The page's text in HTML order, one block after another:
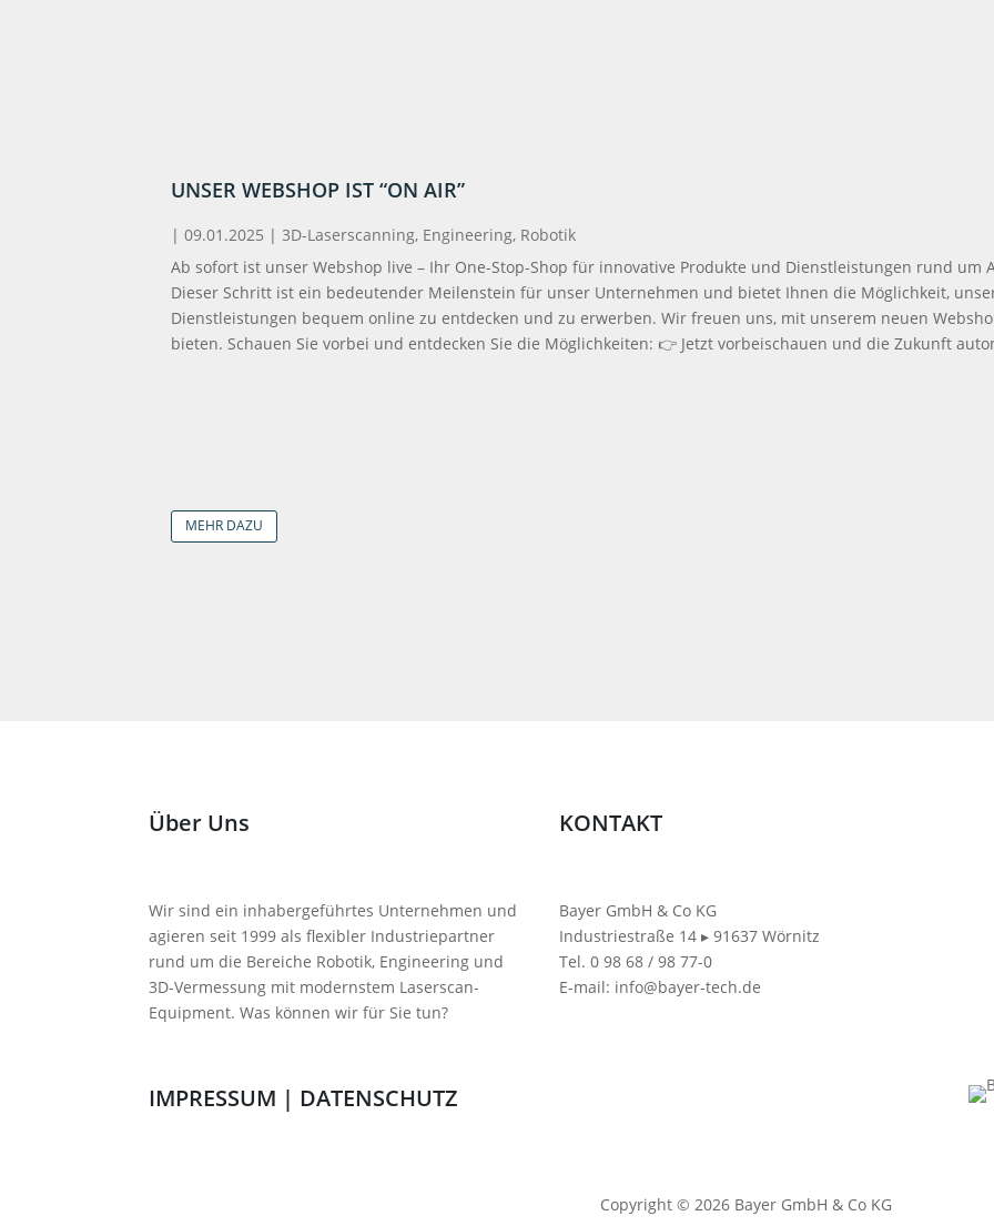
UNSER WEBSHOP IST “ON AIR”
| 09.01.2025 | 3D-Laserscanning, Engineering, Robotik
Ab sofort ist unser Webshop live – Ihr One-Stop-Shop für innovative Produkte und Dienstleistungen rund
Dieser Schritt ist ein bedeutender Meilenstein für unser Unternehmen und bietet Ihnen die Möglichkeit,
Dienstleistungen bequem online zu entdecken und zu erwerben. Wir freuen uns, mit unserem neuen
bieten. Schauen Sie vorbei und entdecken Sie die Möglichkeiten: 👉 Jetzt vorbeischauen und die Zukunft
MEHR DAZU
Über Uns
Wir sind ein inhabergeführtes Unternehmen und
agieren seit 1999 als flexibler Industriepartner
rund um die Bereiche Robotik, Engineering und
3D-Vermessung mit modernstem Laserscan-
Equipment. Was können wir für Sie tun?
KONTAKT
Bayer GmbH & Co KG
Industriestraße 14 ▸91637 Wörnitz
Tel. 0 98 68 / 98 77-0
E-mail: info@bayer-tech.de
IMPRESSUM | DATENSCHUTZ
Copyright © 2026 Bayer GmbH & Co KG